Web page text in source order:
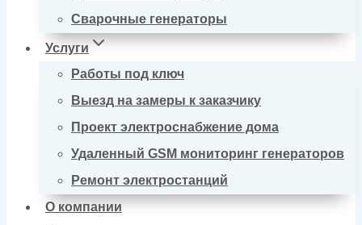
Сварочные генераторы
Услуги
Работы под ключ
Выезд на замеры к заказчику
Проект электроснабжение дома
Удаленный GSM мониторинг генераторов
Ремонт электростанций
О компании